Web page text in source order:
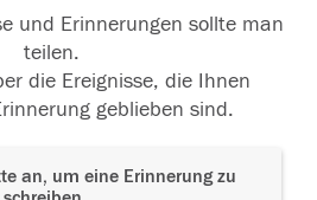
und Erinnerungen sollte man
teilen.
die Ereignisse, die Ihnen
geblieben sind.
an, um eine Erinnerung zu